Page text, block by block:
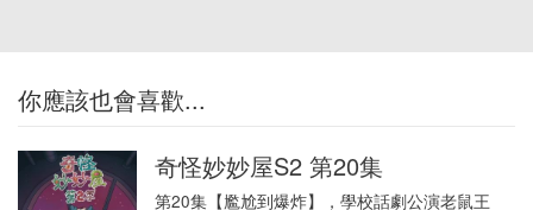
你應該也會喜歡...
奇怪妙妙屋S2 第20集
第20集【尷尬到爆炸】，學校話劇公演老鼠王